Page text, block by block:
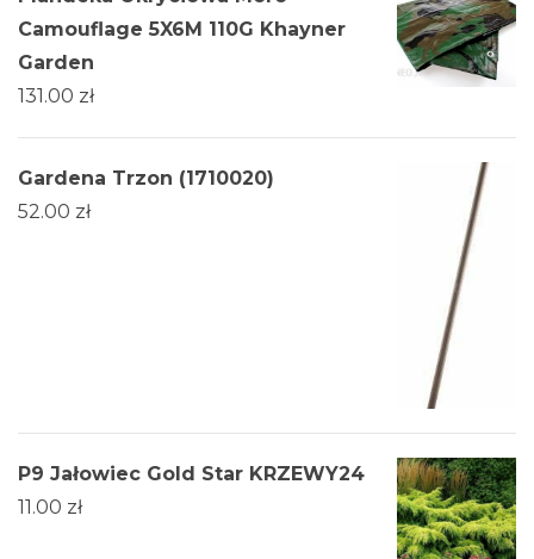
Camouflage 5X6M 110G Khayner
Garden
131.00 zł
Gardena Trzon (1710020)
52.00 zł
P9 Jałowiec Gold Star KRZEWY24
11.00 zł